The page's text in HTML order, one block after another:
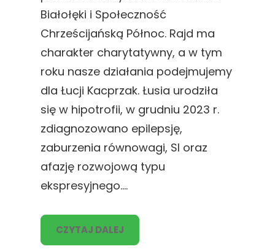
Białołęki i Społeczność
Chrześcijańską Północ. Rajd ma
charakter charytatywny, a w tym
roku nasze działania podejmujemy
dla Łucji Kacprzak. Łusia urodziła
się w hipotrofii, w grudniu 2023 r.
zdiagnozowano epilepsję,
zaburzenia równowagi, SI oraz
afazję rozwojową typu
ekspresyjnego.…
CZYTAJ DALEJ